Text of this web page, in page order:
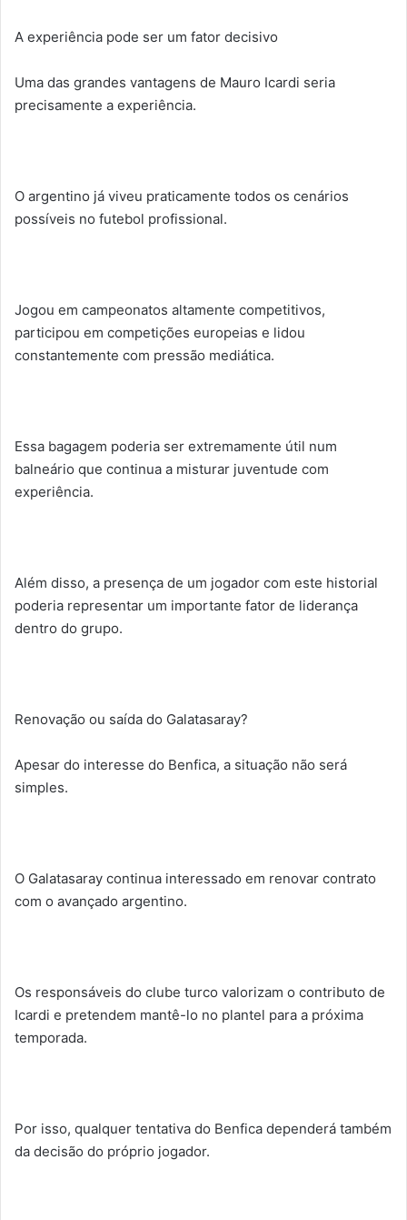
A experiência pode ser um fator decisivo
Uma das grandes vantagens de Mauro Icardi seria
precisamente a experiência.
O argentino já viveu praticamente todos os cenários
possíveis no futebol profissional.
Jogou em campeonatos altamente competitivos,
participou em competições europeias e lidou
constantemente com pressão mediática.
Essa bagagem poderia ser extremamente útil num
balneário que continua a misturar juventude com
experiência.
Além disso, a presença de um jogador com este historial
poderia representar um importante fator de liderança
dentro do grupo.
Renovação ou saída do Galatasaray?
Apesar do interesse do Benfica, a situação não será
simples.
O Galatasaray continua interessado em renovar contrato
com o avançado argentino.
Os responsáveis do clube turco valorizam o contributo de
Icardi e pretendem mantê-lo no plantel para a próxima
temporada.
Por isso, qualquer tentativa do Benfica dependerá também
da decisão do próprio jogador.